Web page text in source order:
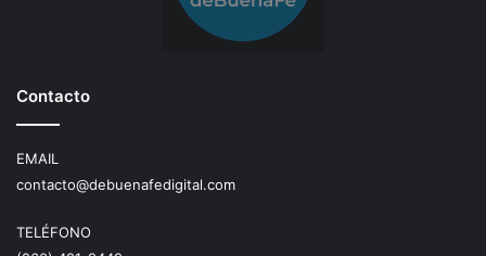
Contacto
EMAIL
contacto@debuenafedigital.com
TELÉFONO